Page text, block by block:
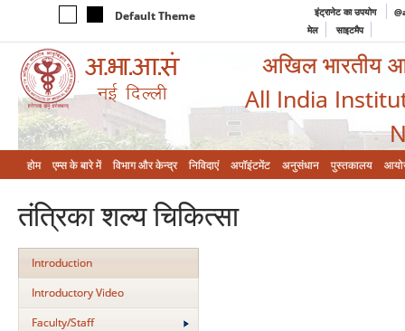
Default Theme इंट्रानेट का उपयोग
मेल
साइटमैप
अखिल भारतीय
All India
होम एम्‍स के बारे में विभाग और केन्‍द्र निविदाएं अपॉइंटमेंट अनुसंधान पुस्तकालय
तंत्रिका शल्‍य चिकित्‍सा
Introduction
Introductory Video
Faculty/Staff